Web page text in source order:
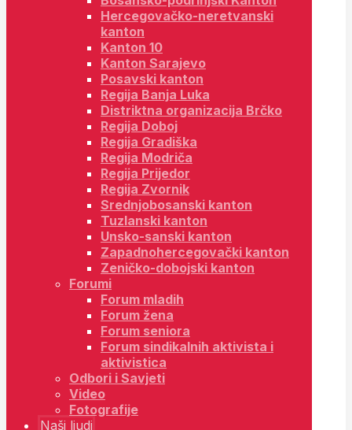
Hercegovačko-neretvanski
kanton
Kanton 10
Kanton Sarajevo
Posavski kanton
Regija Banja Luka
Distriktna organizacija Brčko
Regija Doboj
Regija Gradiška
Regija Modriča
Regija Prijedor
Regija Zvornik
Srednjobosanski kanton
Tuzlanski kanton
Unsko-sanski kanton
Zapadnohercegovački kanton
Zeničko-dobojski kanton
Forumi
Forum mladih
Forum žena
Forum seniora
Forum sindikalnih aktivista i
aktivistica
Odbori i Savjeti
Video
Fotografije
Naši ljudi